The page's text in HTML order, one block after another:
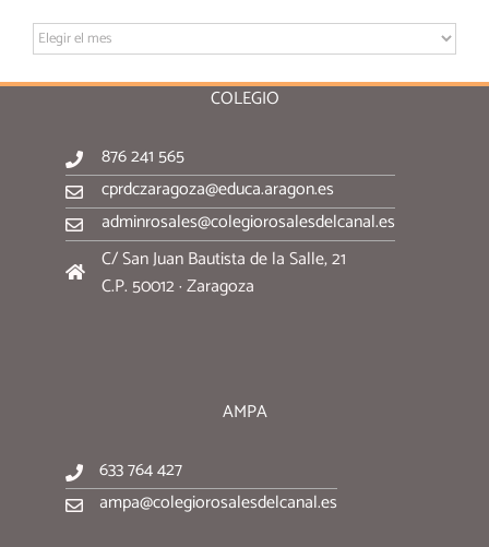
Archivo:
COLEGIO
876 241 565
cprdczaragoza@educa.aragon.es
adminrosales@colegiorosalesdelcanal.es
C/ San Juan Bautista de la Salle, 21
C.P. 50012 · Zaragoza
AMPA
633 764 427
ampa@colegiorosalesdelcanal.es